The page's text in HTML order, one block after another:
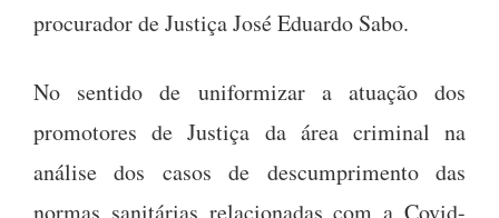
procurador de Justiça José Eduardo Sabo.
No sentido de uniformizar a atuação dos
promotores de Justiça da área criminal na
análise dos casos de descumprimento das